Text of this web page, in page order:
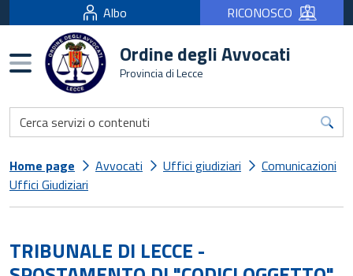
Albo RICONOSCO
Burger menu Ordine degli Avvocati
Provincia di Lecce
Home page Avvocati Uffici giudiziari
Comunicazioni
Uffici Giudiziari
TRIBUNALE DI LECCE -